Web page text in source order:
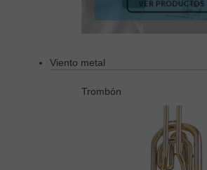
Viento metal
Trombón